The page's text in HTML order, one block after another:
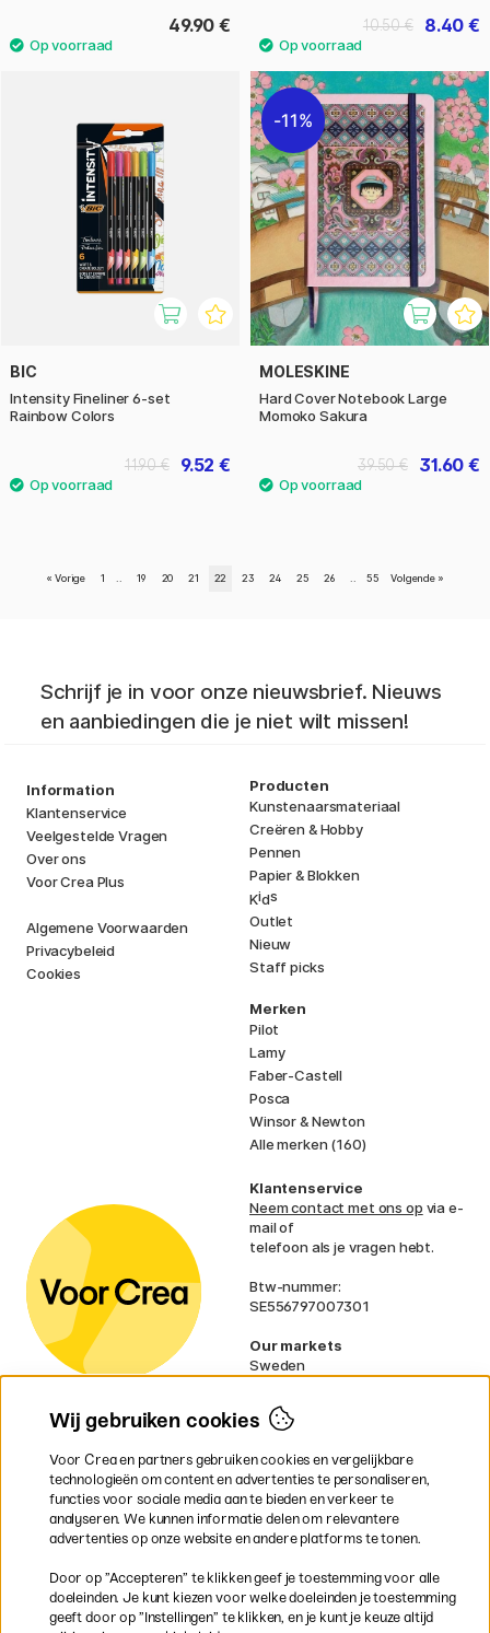
49.90 € 8.40 €
10.50 €
BIC
Intensity Fineliner 6-set
Rainbow Colors
9.52 €
11.90 €
11%
MOLESKINE
Hard Cover Notebook Large
Momoko Sakura
31.60 €
39.50 €
« Vorige 1 19 20 21 22 23 24 25 26 55 Volgende »
Schrijf je in voor onze nieuwsbrief. Nieuws
en aanbiedingen die je niet wilt missen!
Information
Klantenservice
Veelgestelde Vragen
Over ons
Voor Crea Plus
Algemene Voorwaarden
Privacybeleid
Cookies
Producten
Kunstenaarsmateriaal
Creëren & Hobby
Pennen
Papier & Blokken
Kids
Outlet
Nieuw
Staff picks
Merken
Pilot
Lamy
Faber-Castell
Posca
Winsor & Newton
Alle merken (160)
Klantenservice
Neem contact met ons op via e-
mail of
telefoon als je vragen hebt.
Btw-nummer:
SE556797007301
Our markets
Sweden
Denmark
Finland
Ireland
Germany
UK
EU
gelden voor volumineuze producten.
Wij gebruiken cookies
Voor Crea en partners gebruiken cookies en vergelijkbare
technologieën om content en advertenties te personaliseren,
functies voor sociale media aan te bieden en verkeer te
analyseren. We kunnen informatie delen om relevantere
advertenties op onze website en andere platforms te tonen.
Door op ”Accepteren” te klikken geef je toestemming voor alle
doeleinden. Je kunt kiezen voor welke doeleinden je toestemming
geeft door op ”Instellingen” te klikken, en je kunt je keuze altijd